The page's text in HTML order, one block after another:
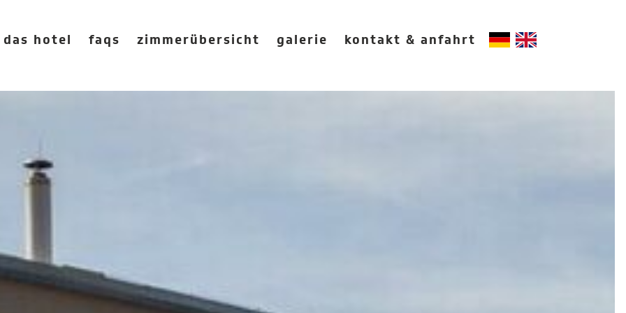
hotel faqs zimmerübersicht galerie kontakt & anfahrt